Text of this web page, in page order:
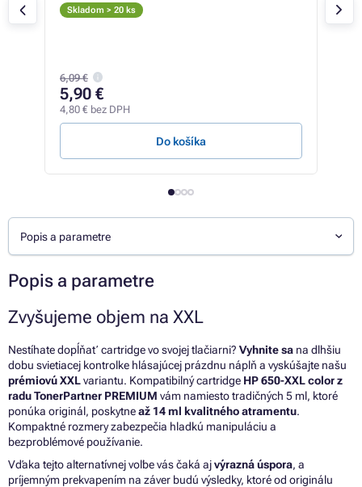
Skladom > 20 ks
6,09 €
5,90 €
4,80 € bez DPH
Do košíka
Popis a parametre
Popis a parametre
Zvyšujeme objem na XXL
Nestíhate dopĺňať cartridge vo svojej tlačiarni? Vyhnite sa na dlhšiu
dobu svietiacej kontrolke hlásajúcej prázdnu náplň a vyskúšajte našu
prémiovú XXLvariantu. Kompatibilný cartridge HP 650-XXL color z
radu TonerPartner PREMIUM vám namiesto tradičných 5 ml, ktoré
ponúka originál, poskytneaž 14 ml kvalitného atramentu.
Kompaktné rozmery zabezpečia hladkú manipuláciu a
bezproblémové používanie.
Vďaka tejto alternatívnej voľbe vás čaká ajvýrazná úspora, a
príjemným prekvapením na záver budú výsledky, ktoré od originálu